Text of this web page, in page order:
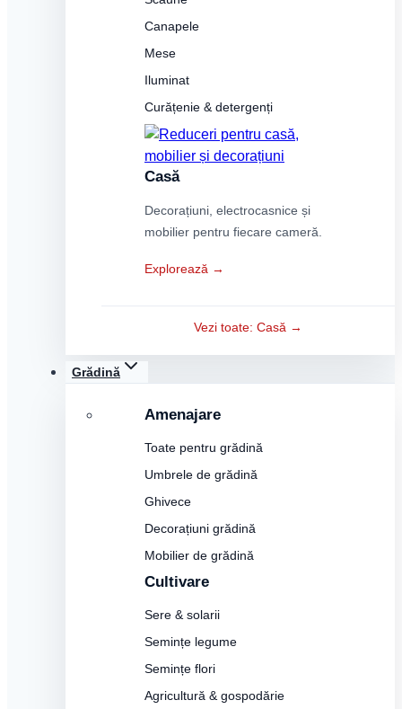
Canapele
Mese
Iluminat
Curățenie & detergenți
Casă
Decorațiuni, electrocasnice și
mobilier pentru fiecare cameră.
Explorează →
Vezi toate: Casă →
Grădină
Amenajare
Toate pentru grădină
Umbrele de grădină
Ghivece
Decorațiuni grădină
Mobilier de grădină
Cultivare
Sere & solarii
Semințe legume
Semințe flori
Agricultură & gospodărie